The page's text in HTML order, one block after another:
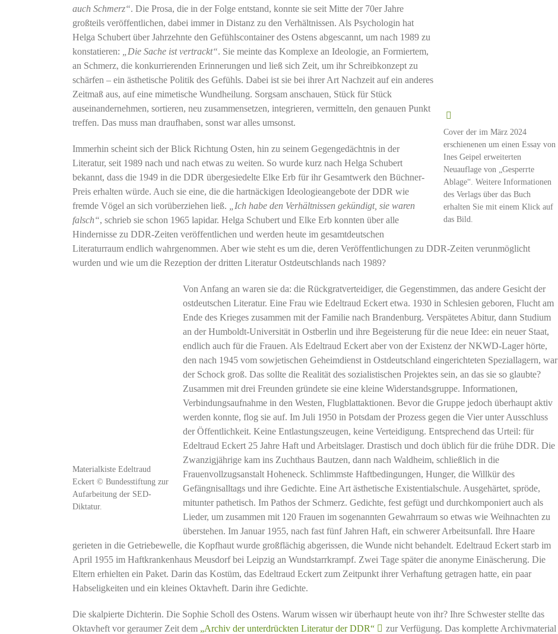
Cover der im März 2024
erschienenen um einen Essay von
Ines Geipel erweiterten
Neuauflage von „Gesperrte
Ablage“. Weitere Informationen
des Verlags über das Buch
erhalten Sie mit einem Klick auf
das Bild.
auch Schmerz“. Die Prosa, die in der Folge entstand, konnte sie seit Mitte der 70er Jahre
großteils veröffentlichen, dabei immer in Distanz zu den Verhältnissen. Als Psychologin hat
Helga Schubert über Jahrzehnte den Gefühlscontainer des Ostens abgescannt, um nach 1989 zu
konstatieren:
„Die Sache ist vertrackt“. Sie meinte das Komplexe an Ideologie, an Formiertem,
an Schmerz, die konkurrierenden Erinnerungen und ließ sich Zeit, um ihr Schreibkonzept zu
schärfen – ein ästhetische Politik des Gefühls. Dabei ist sie bei ihrer Art Nachzeit auf ein anderes
Zeitmaß aus, auf eine mimetische Wundheilung. Sorgsam anschauen, Stück für Stück
auseinandernehmen, sortieren, neu zusammensetzen, integrieren, vermitteln, den genauen Punkt
treffen. Das muss man draufhaben, sonst war alles umsonst.
Immerhin scheint sich der Blick Richtung Osten, hin zu seinem Gegengedächtnis in der
Literatur, seit 1989 nach und nach etwas zu weiten. So wurde kurz nach Helga Schubert
bekannt, dass die 1949 in die DDR übergesiedelte Elke Erb für ihr Gesamtwerk den Büchner-
Preis erhalten würde. Auch sie eine, die die hartnäckigen Ideologieangebote der DDR wie
fremde Vögel an sich vorüberziehen ließ.
„Ich habe den Verhältnissen gekündigt, sie waren
falsch“, schrieb sie schon 1965 lapidar. Helga Schubert und Elke Erb konnten über alle
Hindernisse zu DDR-Zeiten veröffentlichen und werden heute im gesamtdeutschen
Literaturraum endlich wahrgenommen. Aber wie steht es um die, deren Veröffentlichungen zu DDR-Zeiten verunmöglicht
wurden und wie um die Rezeption der dritten Literatur Ostdeutschlands nach 1989?
Materialkiste Edeltraud
Eckert © Bundesstiftung zur
Aufarbeitung der SED-
Diktatur.
Von Anfang an waren sie da: die Rückgratverteidiger, die Gegenstimmen, das andere Gesicht der
ostdeutschen Literatur. Eine Frau wie Edeltraud Eckert etwa. 1930 in Schlesien geboren, Flucht am
Ende des Krieges zusammen mit der Familie nach Brandenburg. Verspätetes Abitur, dann Studium
an der Humboldt-Universität in Ostberlin und ihre Begeisterung für die neue Idee: ein neuer Staat,
endlich auch für die Frauen. Als Edeltraud Eckert aber von der Existenz der NKWD-Lager hörte,
den nach 1945 vom sowjetischen Geheimdienst in Ostdeutschland eingerichteten Speziallagern, war
der Schock groß. Das sollte die Realität des sozialistischen Projektes sein, an das sie so glaubte?
Zusammen mit drei Freunden gründete sie eine kleine Widerstandsgruppe. Informationen,
Verbindungsaufnahme in den Westen, Flugblattaktionen. Bevor die Gruppe jedoch überhaupt aktiv
werden konnte, flog sie auf. Im Juli 1950 in Potsdam der Prozess gegen die Vier unter Ausschluss
der Öffentlichkeit. Keine Entlastungszeugen, keine Verteidigung. Entsprechend das Urteil: für
Edeltraud Eckert 25 Jahre Haft und Arbeitslager. Drastisch und doch üblich für die frühe DDR. Die
Zwanzigjährige kam ins Zuchthaus Bautzen, dann nach Waldheim, schließlich in die
Frauenvollzugsanstalt Hoheneck. Schlimmste Haftbedingungen, Hunger, die Willkür des
Gefängnisalltags und ihre Gedichte. Eine Art ästhetische Existentialschule. Ausgehärtet, spröde,
mitunter pathetisch. Im Pathos der Schmerz. Gedichte, fest gefügt und durchkomponiert auch als
Lieder, um zusammen mit 120 Frauen im sogenannten Gewahrraum so etwas wie Weihnachten zu
überstehen. Im Januar 1955, nach fast fünf Jahren Haft, ein schwerer Arbeitsunfall. Ihre Haare
gerieten in die Getriebewelle, die Kopfhaut wurde großflächig abgerissen, die Wunde nicht behandelt. Edeltraud Eckert starb im
April 1955 im Haftkrankenhaus Meusdorf bei Leipzig an Wundstarrkrampf. Zwei Tage später die anonyme Einäscherung. Die
Eltern erhielten ein Paket. Darin das Kostüm, das Edeltraud Eckert zum Zeitpunkt ihrer Verhaftung getragen hatte, ein paar
Habseligkeiten und ein kleines Oktavheft. Darin ihre Gedichte.
Die skalpierte Dichterin. Die Sophie Scholl des Ostens. Warum wissen wir überhaupt heute von ihr? Ihre Schwester stellte das
Oktavheft vor geraumer Zeit dem „Archiv der unterdrückten Literatur der DDR“
zur Verfügung. Das komplette Archivmaterial